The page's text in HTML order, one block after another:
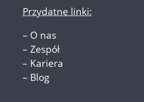
Przydatne linki:
– O nas
– Zespół
– Kariera
– Blog